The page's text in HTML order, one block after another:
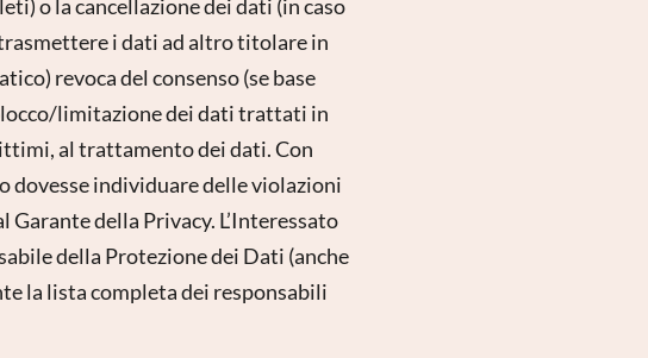
o la cancellazione dei dati (in caso
i dati ad altro titolare in
revoca del consenso (se base
limitazione dei dati trattati in
al trattamento dei dati. Con
dovesse individuare delle violazioni
della Privacy. L’Interessato
della Protezione dei Dati (anche
la lista completa dei responsabili